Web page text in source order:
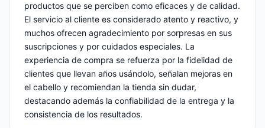
productos que se perciben como eficaces y de calidad.
El servicio al cliente es considerado atento y reactivo, y
muchos ofrecen agradecimiento por sorpresas en sus
suscripciones y por cuidados especiales. La
experiencia de compra se refuerza por la fidelidad de
clientes que llevan años usándolo, señalan mejoras en
el cabello y recomiendan la tienda sin dudar,
destacando además la confiabilidad de la entrega y la
consistencia de los resultados.